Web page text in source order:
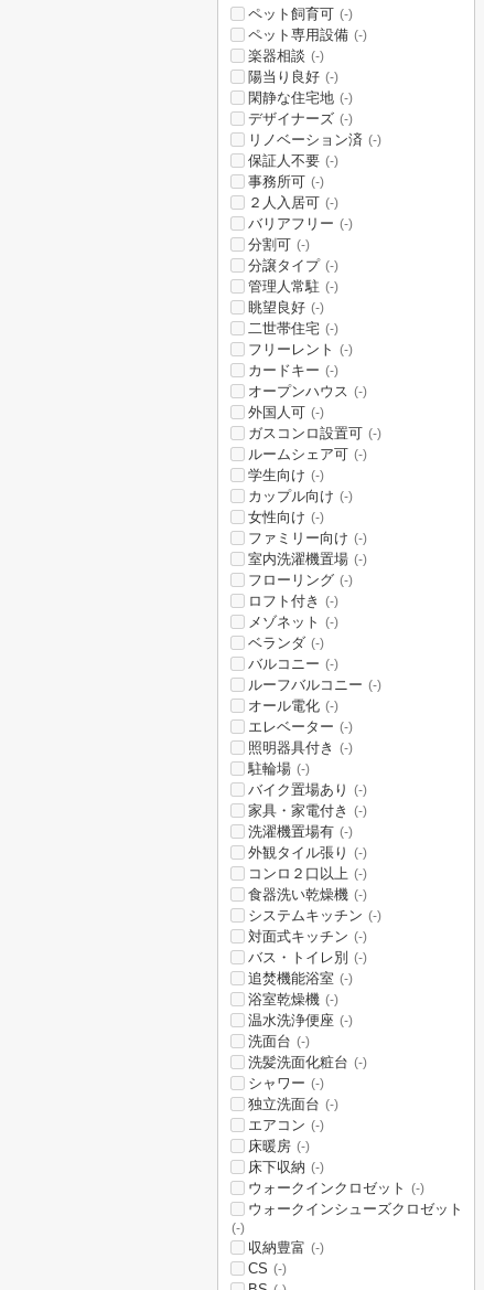
ペット飼育可 (-)
ペット専用設備 (-)
楽器相談 (-)
陽当り良好 (-)
閑静な住宅地 (-)
デザイナーズ (-)
リノベーション済 (-)
保証人不要 (-)
事務所可 (-)
２人入居可 (-)
バリアフリー (-)
分割可 (-)
分譲タイプ (-)
管理人常駐 (-)
眺望良好 (-)
二世帯住宅 (-)
フリーレント (-)
カードキー (-)
オープンハウス (-)
外国人可 (-)
ガスコンロ設置可 (-)
ルームシェア可 (-)
学生向け (-)
カップル向け (-)
女性向け (-)
ファミリー向け (-)
室内洗濯機置場 (-)
フローリング (-)
ロフト付き (-)
メゾネット (-)
ベランダ (-)
バルコニー (-)
ルーフバルコニー (-)
オール電化 (-)
エレベーター (-)
照明器具付き (-)
駐輪場 (-)
バイク置場あり (-)
家具・家電付き (-)
洗濯機置場有 (-)
外観タイル張り (-)
コンロ２口以上 (-)
食器洗い乾燥機 (-)
システムキッチン (-)
対面式キッチン (-)
バス・トイレ別 (-)
追焚機能浴室 (-)
浴室乾燥機 (-)
温水洗浄便座 (-)
洗面台 (-)
洗髪洗面化粧台 (-)
シャワー (-)
独立洗面台 (-)
エアコン (-)
床暖房 (-)
床下収納 (-)
ウォークインクロゼット (-)
ウォークインシューズクロゼット
(-)
収納豊富 (-)
CS (-)